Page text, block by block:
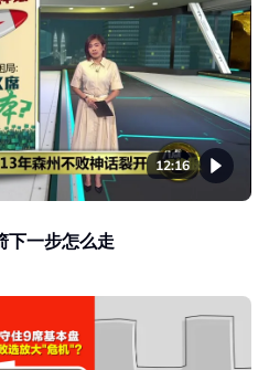
12:16
下一步怎么走